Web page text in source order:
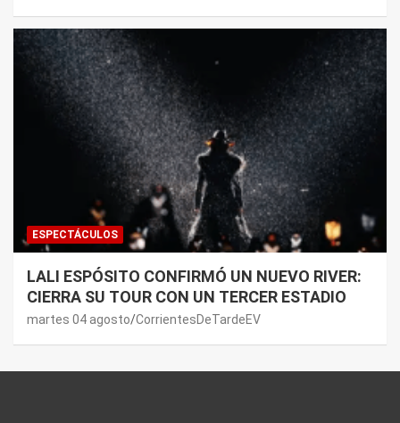
ESPECTÁCULOS
LALI ESPÓSITO CONFIRMÓ UN NUEVO RIVER:
CIERRA SU TOUR CON UN TERCER ESTADIO
martes 04 agosto CorrientesDeTardeEV